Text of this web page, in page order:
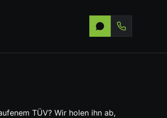
TÜV? Wir holen ihn ab,